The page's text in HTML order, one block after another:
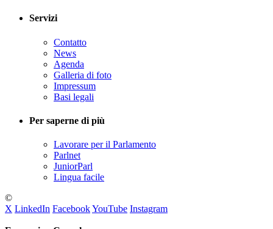
Servizi
Contatto
News
Agenda
Galleria di foto
Impressum
Basi legali
Per saperne di più
Lavorare per il Parlamento
Parlnet
JuniorParl
Lingua facile
©
X LinkedIn FacebookYouTube Instagram